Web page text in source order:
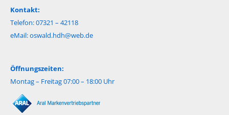
Kontakt:
Telefon: 07321 – 42118
eMail:oswald.hdh@web.de
Öffnungszeiten:
Montag – Freitag 07:00 – 18:00 Uhr